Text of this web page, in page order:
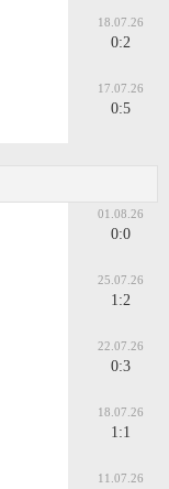
18.07.26
0:2
17.07.26
0:5
01.08.26
0:0
25.07.26
1:2
22.07.26
0:3
18.07.26
1:1
11.07.26